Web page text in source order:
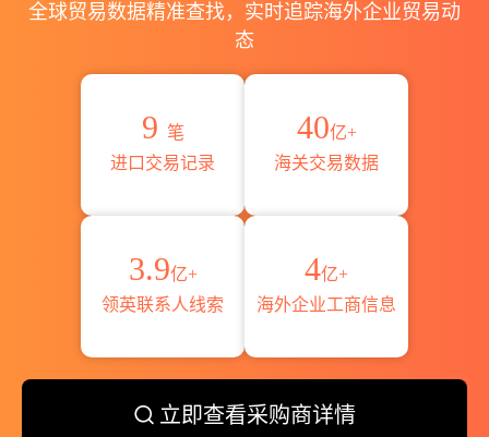
全球贸易数据精准查找，实时追踪海外企业贸易动
态
9 笔
进口交易记录
40亿+
海关交易数据
3.9亿+
领英联系人线索
4亿+
海外企业工商信息
立即查看采购商详情